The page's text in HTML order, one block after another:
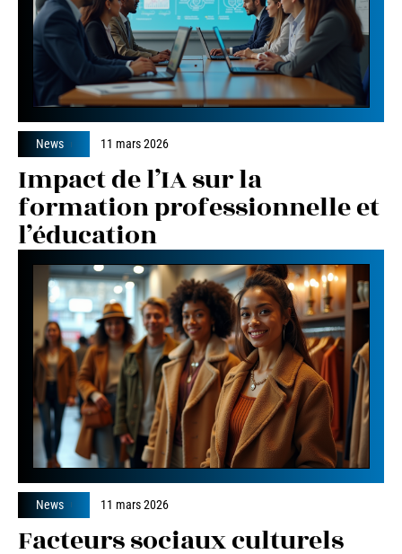
News 11 mars 2026
Impact de l’IA sur la
formation professionnelle et
l’éducation
News 11 mars 2026
Facteurs sociaux culturels